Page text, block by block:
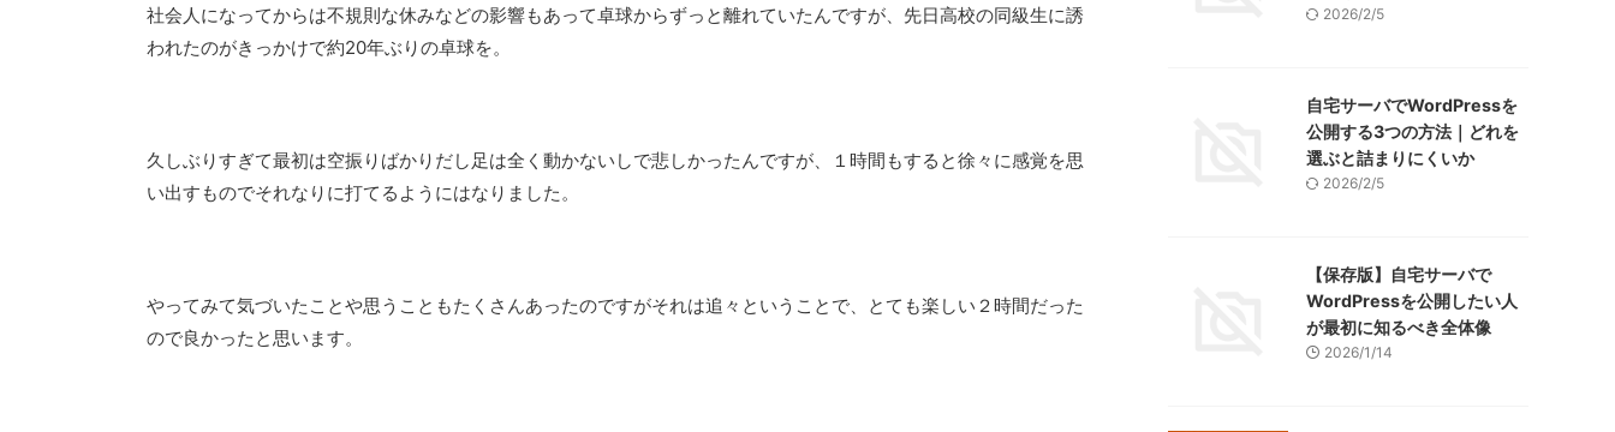
社会人になってからは不規則な休みなどの影響もあって卓球からずっと離れていたんですが、先日高校の同級生に誘
われたのがきっかけで約20年ぶりの卓球を。
久しぶりすぎて最初は空振りばかりだし足は全く動かないしで悲しかったんですが、１時間もすると徐々に感覚を思
い出すものでそれなりに打てるようにはなりました。
やってみて気づいたことや思うこともたくさんあったのですがそれは追々ということで、とても楽しい２時間だった
ので良かったと思います。
2026/2/5
自宅サーバでWordPressを
公開する3つの方法｜どれを
選ぶと詰まりにくいか
2026/2/5
【保存版】自宅サーバで
WordPressを公開したい人
が最初に知るべき全体像
2026/1/14